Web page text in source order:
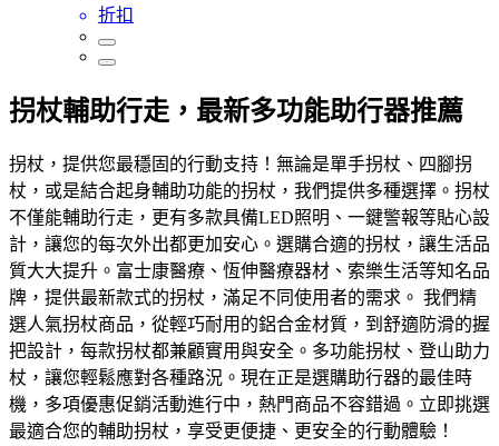
折扣
拐杖輔助行走，最新多功能助行器推薦
拐杖，提供您最穩固的行動支持！無論是單手拐杖、四腳拐
杖，或是結合起身輔助功能的拐杖，我們提供多種選擇。拐杖
不僅能輔助行走，更有多款具備LED照明、一鍵警報等貼心設
計，讓您的每次外出都更加安心。選購合適的拐杖，讓生活品
質大大提升。富士康醫療、恆伸醫療器材、索樂生活等知名品
牌，提供最新款式的拐杖，滿足不同使用者的需求。 我們精
選人氣拐杖商品，從輕巧耐用的鋁合金材質，到舒適防滑的握
把設計，每款拐杖都兼顧實用與安全。多功能拐杖、登山助力
杖，讓您輕鬆應對各種路況。現在正是選購助行器的最佳時
機，多項優惠促銷活動進行中，熱門商品不容錯過。立即挑選
最適合您的輔助拐杖，享受更便捷、更安全的行動體驗！